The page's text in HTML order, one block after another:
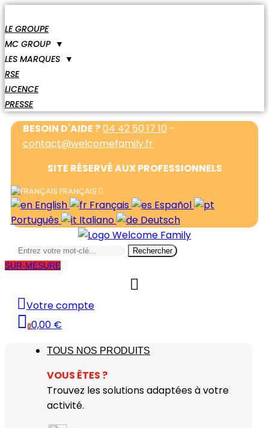
LE GROUPE
MC GROUP ▼
LES MARQUES ▼
RSE
LICENCE
PRESSE
BESOIN D'AIDE ?04 42 50 17 10 -
contact@welcomefamily.fr
SITE RÉSERVÉ AUX PROFESSIONNELS
FRANÇAIS
English Français
Español
Português
Italiano Deutsch
Rechercher
SUR-MESURE
Votre compte
00,00 €
TOUS NOS PRODUITS
VOUS ÊTES ?
Trouvez les solutions adaptées à votre
activité.